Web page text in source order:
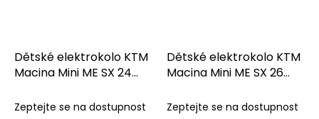
Dětské elektrokolo KTM
Macina Mini ME SX 24
Orange)
Zeptejte se na dostupnost
Dětské elektrokolo KTM
Macina Mini ME SX 26
Orange)
Zeptejte se na dostupnost